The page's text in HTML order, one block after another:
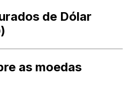
de Dólar
as moedas